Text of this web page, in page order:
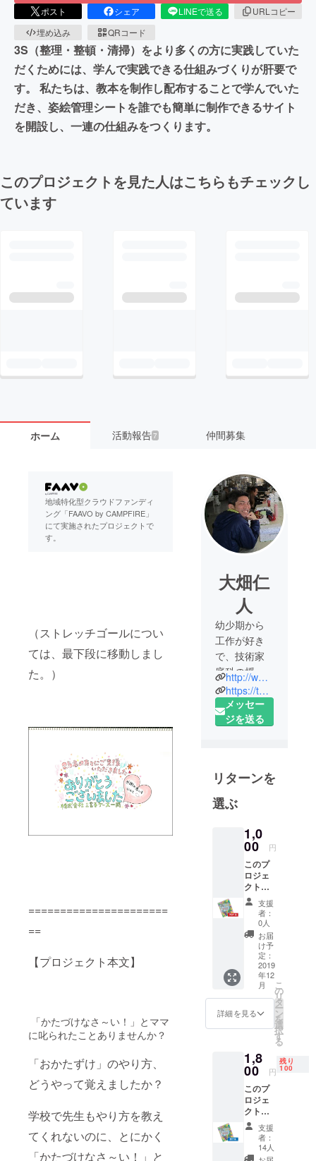
ポスト シェア LINEで送る
URLコピー
埋め込み
QRコード
3S（整理・整頓・清掃）をより多くの方に実践していた
だくためには、学んで実践できる仕組みづくりが肝要で
す。 私たちは、教本を制作し配布することで学んでいた
だき、姿絵管理シートを誰でも簡単に制作できるサイト
を開設し、一連の仕組みをつくります。
このプロジェクトを見た人はこちらもチェックし
ています
ホーム 活動報告7 仲間募集
地域特化型クラウドファンディ
ング「FAAVO by CAMPFIRE」
にて実施されたプロジェクトで
す。
（ストレッチゴールについ
ては、最下段に移動しまし
た。）
======================
==
【プロジェクト本文】
「かたづけなさ～い！」とママ
に叱られたことありませんか？
「おかたずけ」のやり方、
どうやって覚えましたか？
学校で先生もやり方を教え
てくれないのに、とにかく
「かたづけなさ～い！」と
大畑仁
人
幼少期から
工作が好き
で、技術家
庭科の授業
が大好き。
指先の器用
さはものづ
両親にとて
も感謝して
いる。大学
は工学部に
進み、風車
の研究に夢
中になっ
た。部活の
吹奏楽部で
はユーフォ
ニアム一
筋、その魅
力にはま
り、いつの
日か「名脇
役」と呼ん
でいただけ
指してい
31歳で第一
子の誕生を
きっかけ
に、子育て
http://www.mifune-case.co.jp/
https://twitter.com/mifune_case
メッセー
ジを送る
リターンを
選ぶ
1,0
00 円
このプ
ロジェ
クトで
制作す
る、子
どもの
ための
3S教本
「ゴ
チャキ
レ！ガ
イド」
のPDF
データ
です。
タブ
やスマ
ホ端末
でご覧
いただ
けま
す。複
製歓
迎、再
配布歓
迎、ご
支援
者：
0人
お届
け予
定：
2019
年12
月
詳細を見る
こ
の
リ
タ
ー
ン
を
選
択
す
る
1,8
00 円
残り
100
このプ
ロジェ
クトで
制作す
る、子
どもの
ための
支援
者：
14人